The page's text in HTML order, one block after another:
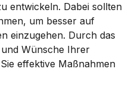
entwickeln. Dabei sollten
um besser auf
einzugehen. Durch das
Wünsche Ihrer
effektive Maßnahmen